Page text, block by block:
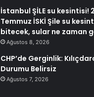
İstanbul ŞİLE su kesintisi!
Temmuz İSKİ Şile su
bitecek, sular ne zaman
Ağustos 8, 2026
CHP’de Gerginlik:
Durumu Belirsiz
Ağustos 7, 2026